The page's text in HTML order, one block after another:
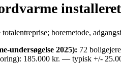
boremetode,
2025): 72
185.000 kr. — typisk +/-